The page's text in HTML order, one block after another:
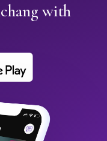
with